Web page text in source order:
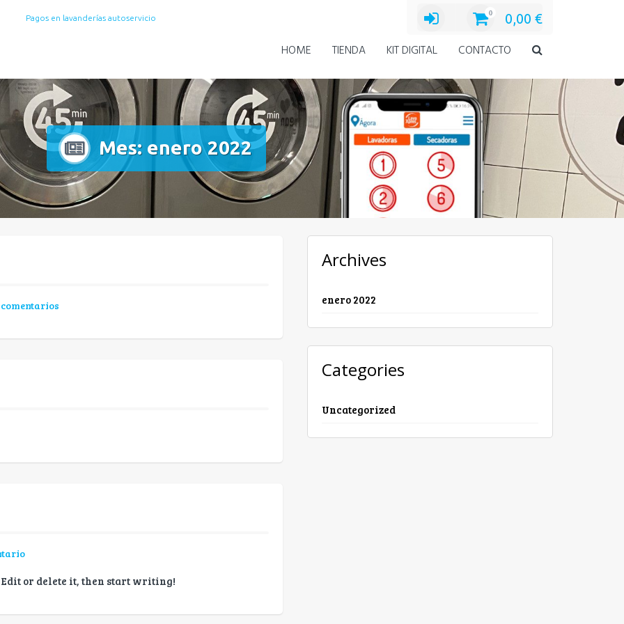
Pagos en lavanderías autoservicio
0 0,00 €
HOME TIENDA KIT DIGITAL CONTACTO
Mes: enero 2022
Edit or delete it, then start writing!
Archives
enero 2022
Categories
Uncategorized